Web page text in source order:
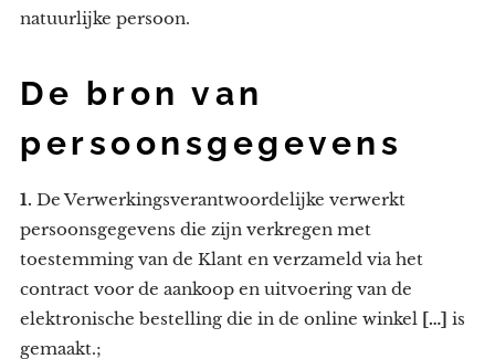
natuurlijke persoon.
De bron van
persoonsgegevens
1. De Verwerkingsverantwoordelijke verwerkt
persoonsgegevens die zijn verkregen met
toestemming van de Klant en verzameld via het
contract voor de aankoop en uitvoering van de
elektronische bestelling die in de online winkel […] is
gemaakt.;